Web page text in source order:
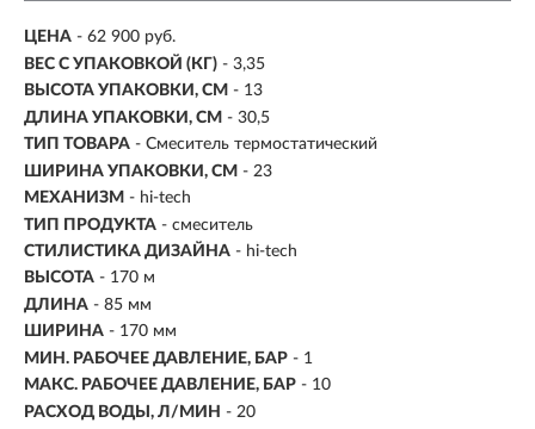
ЦЕНА - 62 900 руб.
ВЕС С УПАКОВКОЙ (КГ) - 3,35
ВЫСОТА УПАКОВКИ, СМ - 13
ДЛИНА УПАКОВКИ, СМ - 30,5
ТИП ТОВАРА - Смеситель термостатический
ШИРИНА УПАКОВКИ, СМ - 23
МЕХАНИЗМ - hi-tech
ТИП ПРОДУКТА - смеситель
СТИЛИСТИКА ДИЗАЙНА - hi-tech
ВЫСОТА - 170 м
ДЛИНА - 85 мм
ШИРИНА - 170 мм
МИН. РАБОЧЕЕ ДАВЛЕНИЕ, БАР - 1
МАКС. РАБОЧЕЕ ДАВЛЕНИЕ, БАР - 10
РАСХОД ВОДЫ, Л/МИН - 20